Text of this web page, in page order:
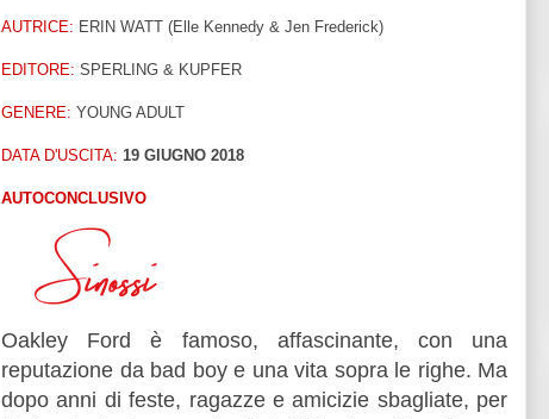
AUTRICE: ERIN WATT (Elle Kennedy & Jen Frederick)
EDITORE: SPERLING & KUPFER
GENERE: YOUNG ADULT
DATA D'USCITA: 19 GIUGNO 2018
AUTOCONCLUSIVO
Oakley Ford è famoso, affascinante, con una
reputazione da bad boy e una vita sopra le righe. Ma
dopo anni di feste, ragazze e amicizie sbagliate, per